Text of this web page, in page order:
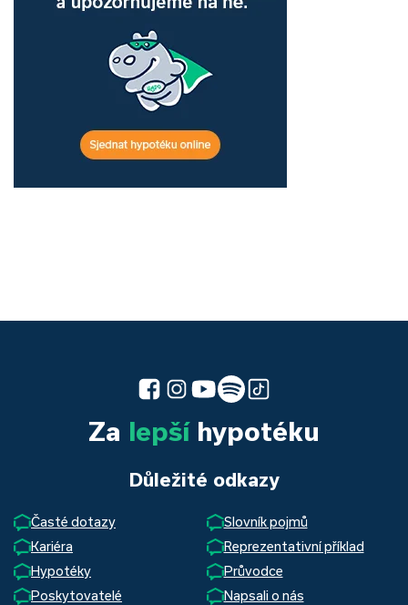
Za lepšíhypotéku
Důležité odkazy
Časté dotazy
Slovník pojmů
Kariéra
Reprezentativní příklad
Hypotéky
Průvodce
Poskytovatelé
Napsali o nás